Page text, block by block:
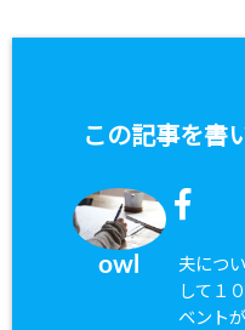
この記事を書
owl
夫につ
して１
ベント